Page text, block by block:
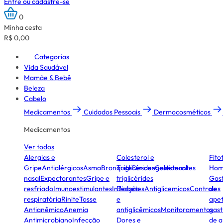
0
Minha cesta
R$ 0,00
Categorias
Vida Saudável
Mamãe & Bebê
Beleza
Cabelo
Medicamentos
Cuidados Pessoais Dermocosméticos
Medicamentos
Ver todos
Alergias e
GripeAntialérgicosAsmaBronquiteDescongestionantes
nasalExpectorantesGripe e
resfriadoImunoestimulantesInfecção
respiratóriaRiniteTosse
AntianêmicoAnemia
AntimicrobianoInfecção
Colesterol e
TriglicéridesColesterol
triglicérides
DiabetesAntiglicemicosControles
e
antiglicêmicosMonitoramentos
Dores e
de
de